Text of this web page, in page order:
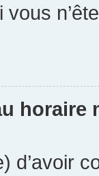
horaire
d’avoir